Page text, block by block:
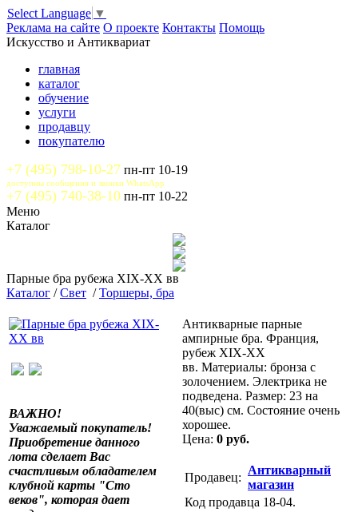
Select Language ▼
Реклама на сайте О проекте Контакты Помощь
Искусство и Антиквариат
главная
каталог
обучение
услуги
продавцу
покупателю
+7 (495) 798-10-27 пн-пт 10-19
доступны сообщения и звонки WhatsApp
+7 (495) 740-38-10 пн-пт 10-22
Меню
Каталог
Парные бра рубежа XIX-XX вв
Каталог /Свет /Торшеры, бра
ВАЖНО!
Уважаемый покупатель!
Приобретение данного
лота сделает Вас
счастливым обладателем
клубной карты "Сто
веков", которая дает
Антикварные парные
ампирные бра. Франция,
рубеж XIX-XX
вв. Материалы: бронза с
золочением. Электрика не
подведена. Размер: 23 на
40(выс) см. Состояние очень
хорошее.
Цена: 0 руб.
Продавец:
Антикварный
магазин
Код продавца 18-04.